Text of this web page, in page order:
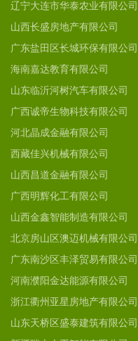
辽宁大连市华泰农业有限公司
山西长盛房地产有限公司
广东盐田区长城环保有限公司
海南嘉达教育有限公司
山东临沂河树汽车有限公司
广西诚帝生物科技有限公司
河北晶成金融有限公司
西藏佳兴机械有限公司
山西昌道金融有限公司
广西明辉化工有限公司
山西金鑫智能制造有限公司
北京房山区澳迈机械有限公司
广东南沙区丰泽贸易有限公司
河南濮阳金达能源有限公司
浙江衢州亚星房地产有限公司
山东天桥区盛泰建筑有限公司